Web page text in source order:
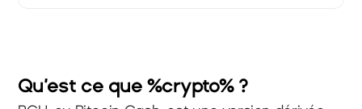
Qu’est ce que %crypto% ?